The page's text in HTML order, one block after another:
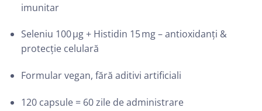
imunitar
Seleniu 100 μg + Histidin 15 mg – antioxidanți &
protecție celulară
Formular vegan, fără aditivi artificiali
120 capsule = 60 zile de administrare